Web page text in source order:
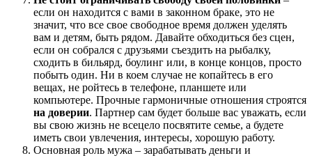
если он находится с вами в законном браке, это не
значит, что все свое свободное время должен уделять
вам и детям, быть рядом. Давайте обходиться без сцен,
если он собрался с друзьями съездить на рыбалку,
сходить в бильярд, боулинг или, в конце концов, просто
побыть один. Ни в коем случае не копайтесь в его
вещах, не ройтесь в телефоне, планшете или
компьютере. Прочные гармоничные отношения строятся
на доверии. Партнер сам будет больше вас уважать, если
вы свою жизнь не всецело посвятите семье, а будете
иметь свои увлечения, интересы, хорошую работу.
Основная роль мужа – зарабатывать деньги и